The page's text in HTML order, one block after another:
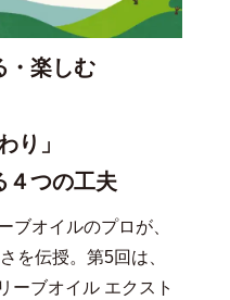
・楽しむ
り」
４つの工夫
ブオイルのプロが、
を伝授。第5回は、
ーブオイル エクスト